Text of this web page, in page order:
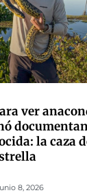
ver
la caza
8, 2026